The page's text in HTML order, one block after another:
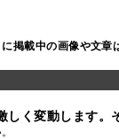
掲載中の画像や文章
く変動します。